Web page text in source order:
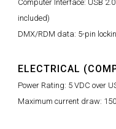
Computer Interface: USB
included)
DMX/RDM data: 5-pin
ELECTRICAL
Power Rating: 5 VDC over
Maximum current draw: